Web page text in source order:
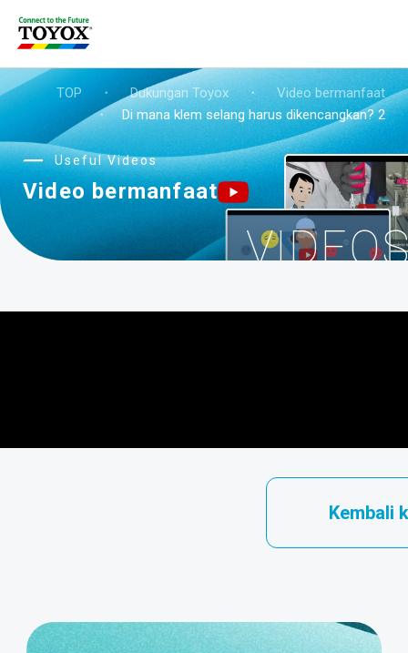
TOP ・ Dukungan Toyox ・
Video bermanfaat
・
Di mana klem selang harus dikencangkan? 2
Useful Videos
Video bermanfaat
Kembali